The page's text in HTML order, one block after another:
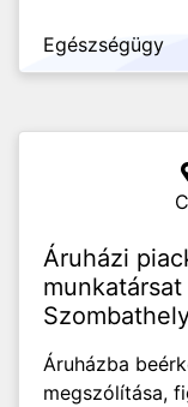
Egészségügy
Áruházi
Áruházba
megszólítása,